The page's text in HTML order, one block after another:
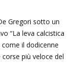
Gregori sotto un
“La leva calcistica
come il dodicenne
più veloce del